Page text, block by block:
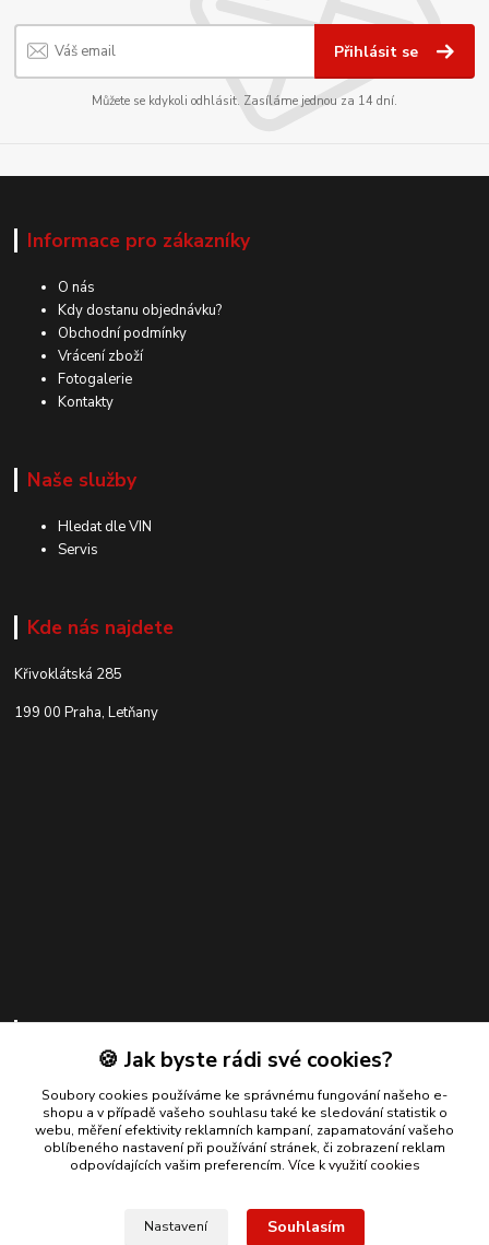
Přihlásit se
Můžete se kdykoli odhlásit. Zasíláme jednou za 14 dní.
Informace pro zákazníky
O nás
Kdy dostanu objednávku?
Obchodní podmínky
Vrácení zboží
Fotogalerie
Kontakty
Naše služby
Hledat dle VIN
Servis
Kde nás najdete
Křivoklátská 285
199 00 Praha, Letňany
Kontakty
+420 739 924 550
(Po-Pá, 8-17 hod.)
info@bmautodily.cz
🍪 Jak byste rádi své cookies?
Soubory cookies používáme ke správnému fungování našeho e-
shopu a v případě vašeho souhlasu také ke sledování statistik o
webu, měření efektivity reklamních kampaní, zapamatování vašeho
oblíbeného nastavení při používání stránek, či zobrazení reklam
odpovídajících vašim preferencím. Více k využití cookies
Nastavení Souhlasím